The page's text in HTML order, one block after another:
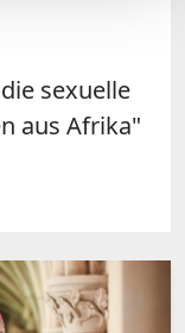
sexuelle
aus Afrika"